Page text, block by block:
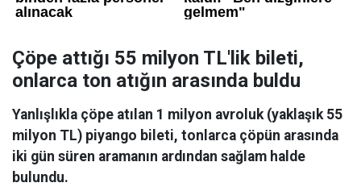
Çöpe attığı 55 milyon TL'lik bileti,
onlarca ton atığın arasında buldu
Yanlışlıkla çöpe atılan 1 milyon avroluk (yaklaşık 55
milyon TL) piyango bileti, tonlarca çöpün arasında
iki gün süren aramanın ardından sağlam halde
bulundu.